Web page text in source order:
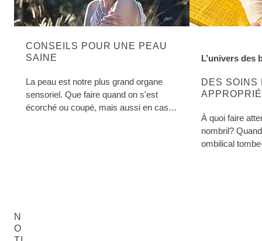
CONSEILS POUR UNE PEAU
SAINE
La peau est notre plus grand organe
sensoriel. Que faire quand on s'est
écorché ou coupé, mais aussi en cas
DES SOINS
EN SAVOIR
L’univers des
À quoi faire
nombril?
ombilical
N
O